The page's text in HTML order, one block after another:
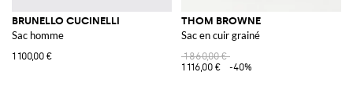
BRUNELLO CUCINELLI
Sac homme
1 100,00 €
THOM BROWNE
Sac en cuir grainé
1 860,00 €
1 116,00 €
-40%